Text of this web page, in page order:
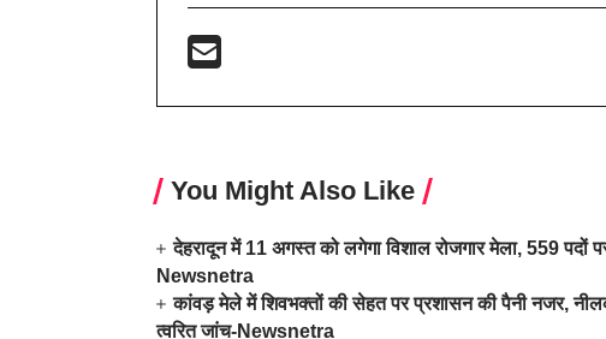
You Might Also Like
देहरादून में 11 अगस्त को लगेगा विशाल रोजगार मेला, 559 पदों
Newsnetra
कांवड़ मेले में शिवभक्तों की सेहत पर प्रशासन की पैनी नजर,
त्वरित जांच-Newsnetra